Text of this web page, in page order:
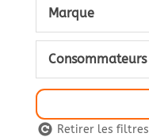
Marque
Consommateurs
Retirer les filtres